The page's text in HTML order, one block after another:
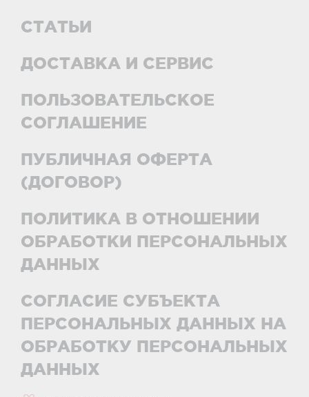
СТАТЬИ
ДОСТАВКА И СЕРВИС
ПОЛЬЗОВАТЕЛЬСКОЕ
СОГЛАШЕНИЕ
ПУБЛИЧНАЯ ОФЕРТА
(ДОГОВОР)
ПОЛИТИКА В ОТНОШЕНИИ
ОБРАБОТКИ ПЕРСОНАЛЬНЫХ
ДАННЫХ
СОГЛАСИЕ СУБЪЕКТА
ПЕРСОНАЛЬНЫХ ДАННЫХ НА
ОБРАБОТКУ ПЕРСОНАЛЬНЫХ
ДАННЫХ